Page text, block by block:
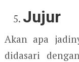
Jujur
Akan apa
didasari